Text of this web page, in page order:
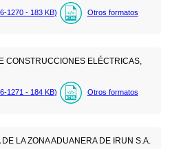
1270 - 183 KB) Otros formatos
CONSTRUCCIONES ELÉCTRICAS,
1271 - 184 KB) Otros formatos
LA ZONA ADUANERA DE IRUN S.A.